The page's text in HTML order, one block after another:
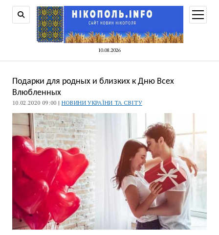
10.08.2026
меню
Подарки для родных и близких к Дню Всех
Влюбленных
10.02.2020 09:00 | НОВИНИ УКРАЇНИ ТА СВІТУ